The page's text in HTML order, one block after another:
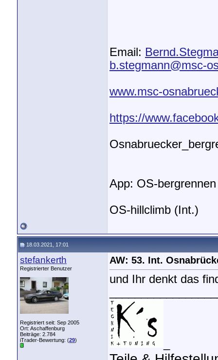
Email:
b.stegmann@msc-
www.msc-
https://
App: OS-bergrennen
OS-hillclimb (Int.)
18.03.2021, 17:01
stefankerth
Registrierter Benutzer
Registriert seit: Sep 2005
Ort: Aschaffenburg
Beiträge: 2.784
iTrader-Bewertung: (29)
AW: 53. Int.
und Ihr denkt das